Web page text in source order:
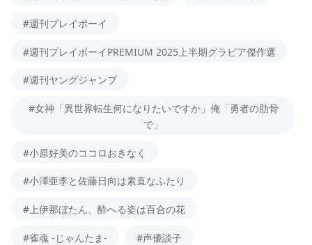
#週刊プレイボーイ
#週刊プレイボーイPREMIUM 2025上半期グラビア傑作選
#週刊ヤングジャンプ
#女神「異世界転生何になりたいですか」俺「勇者の肋骨
で」
#小原好美のココロおきなく
#小澤亜李と佐藤日向は素直なふたり
#上伊那ぼたん、酔へる姿は百合の花
#雀魂 -じゃんたま- #声優談子